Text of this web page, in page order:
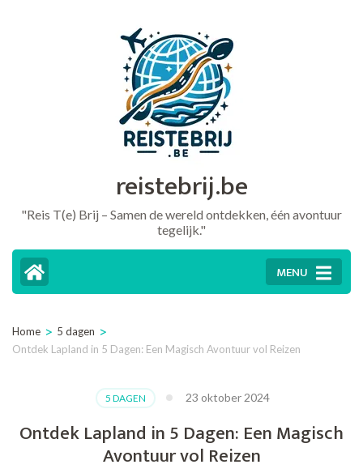
reistebrij.be
"Reis T(e) Brij – Samen de wereld ontdekken, één avontuur
tegelijk."
MENU
Home > 5 dagen >
Ontdek Lapland in 5 Dagen: Een Magisch Avontuur vol Reizen
5 DAGEN 23 oktober 2024
Ontdek Lapland in 5 Dagen: Een Magisch
Avontuur vol Reizen